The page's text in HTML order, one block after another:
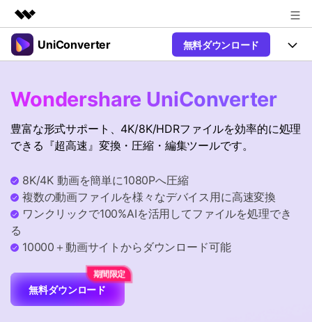
製品
ユーティリティ
概要
ソリューション
プラン＆価格
サポート
UniConverter 無料ダウンロード
UniConverter-動画変換ソフト
UniConverter Windows版
音声をテキストに
確かつ便利にテキストに変換
New
【簡単】複数の動画ファイルを
Hot
AI 機能
オンラインツール
オンライン動画圧縮ツール
動画・画像の無料圧縮
オンライン動画変換ツール
動画・音声・画像の無料変換
Hot
Ver17へアップグレード
使い方&コツ
操作ガイド
動画関連のコツ
特集ページ
サポート
Wondershare UniConverter
豊富な形式サポート、4K/8K/HDRファイルを効率的に処理
できる『超高速』変換・圧縮・編集ツールです。
8K/4K 動画を簡単に1080Pへ圧縮
複数の動画ファイルを様々なデバイス用に高速変換
ワンクリックで100%AIを活用してファイルを処理でき
る
10000＋動画サイトからダウンロード可能
無料ダウンロード